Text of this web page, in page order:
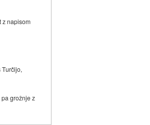
z napisom
Turčijo,
grožnje z